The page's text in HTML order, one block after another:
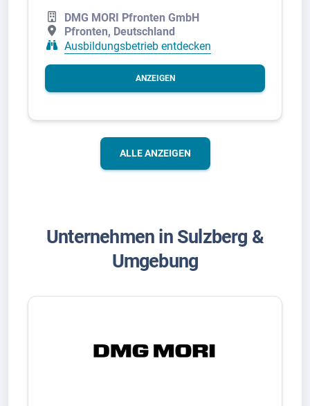
DMG MORI Pfronten GmbH
Pfronten, Deutschland
Ausbildungsbetrieb entdecken
ANZEIGEN
ALLE ANZEIGEN
Unternehmen in Sulzberg &
Umgebung